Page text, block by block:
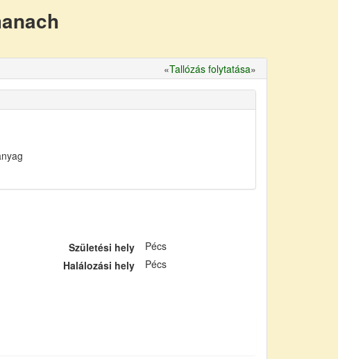
«Tallózás folytatása»
Születési hely
Pécs
Halálozási hely
Pécs